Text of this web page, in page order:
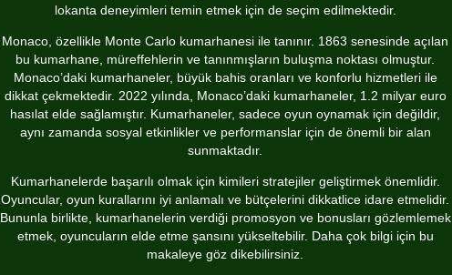
lokanta deneyimleri temin etmek için de seçim edilmektedir.
Monaco, özellikle Monte Carlo kumarhanesi ile tanınır. 1863 senesinde açılan
bu kumarhane, müreffehlerin ve tanınmışların buluşma noktası olmuştur.
Monaco’daki kumarhaneler, büyük bahis oranları ve konforlu hizmetleri ile
dikkat çekmektedir. 2022 yılında, Monaco’daki kumarhaneler, 1.2 milyar euro
hasılat elde sağlamıştır. Kumarhaneler, sadece oyun oynamak için değildir,
aynı zamanda sosyal etkinlikler ve performanslar için de önemli bir alan
sunmaktadır.
Kumarhanelerde başarılı olmak için kimileri stratejiler geliştirmek önemlidir.
Oyuncular, oyun kurallarını iyi anlamalı ve bütçelerini dikkatlice idare etmelidir.
Bununla birlikte, kumarhanelerin verdiği promosyon ve bonusları gözlemlemek
etmek, oyuncuların elde etme şansını yükseltebilir. Daha çok bilgi için bu
makaleye göz dikebilirsiniz.